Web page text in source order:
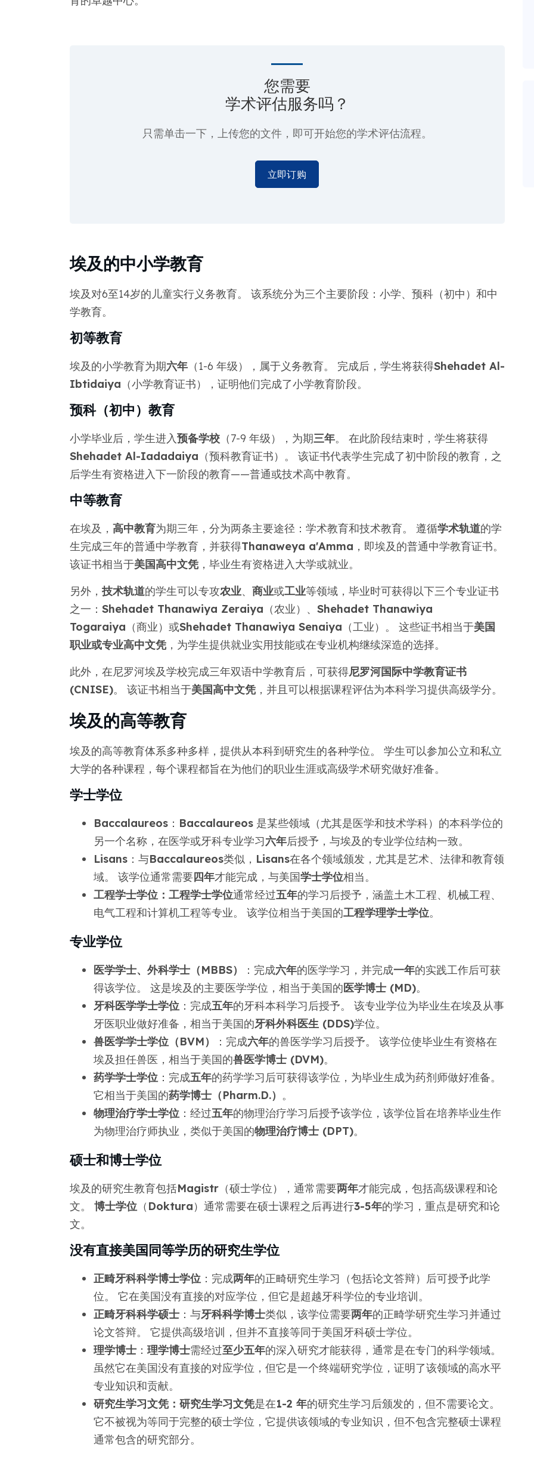
您需要
学术评估服务吗？
只需单击一下，上传您的文件，即可开始您的学术评估流程。
立即订购
埃及的中小学教育
埃及对6至14岁的儿童实行义务教育。 该系统分为三个主要阶段：小学、预科（初中）和中
学教育。
初等教育
埃及的小学教育为期六年（1-6 年级），属于义务教育。 完成后，学生将获得Shehadet Al-
Ibtidaiya （小学教育证书），证明他们完成了小学教育阶段。
预科（初中）教育
小学毕业后，学生进入预备学校（7-9 年级），为期三年。 在此阶段结束时，学生将获得
Shehadet Al-Iadadaiya （预科教育证书）。 该证书代表学生完成了初中阶段的教育，之
后学生有资格进入下一阶段的教育——普通或技术高中教育。
中等教育
在埃及， 高中教育为期三年，分为两条主要途径：学术教育和技术教育。 遵循学术轨道的学
生完成三年的普通中学教育，并获得Thanaweya a'Amma ，即埃及的普通中学教育证书。
该证书相当于美国高中文凭，毕业生有资格进入大学或就业。
另外， 技术轨道的学生可以专攻农业、 商业或工业等领域，毕业时可获得以下三个专业证书
之一： Shehadet Thanawiya Zeraiya （农业）、 Shehadet Thanawiya
Togaraiya （商业）或Shehadet Thanawiya Senaiya （工业）。 这些证书相当于美国
职业或专业高中文凭，为学生提供就业实用技能或在专业机构继续深造的选择。
此外，在尼罗河埃及学校完成三年双语中学教育后，可获得尼罗河国际中学教育证书
(CNISE)。 该证书相当于美国高中文凭，并且可以根据课程评估为本科学习提供高级学分。
埃及的高等教育
埃及的高等教育体系多种多样，提供从本科到研究生的各种学位。 学生可以参加公立和私立
大学的各种课程，每个课程都旨在为他们的职业生涯或高级学术研究做好准备。
学士学位
Baccalaureos： Baccalaureos是某些领域（尤其是医学和技术学科）的本科学位的
另一个名称，在医学或牙科专业学习六年后授予，与埃及的专业学位结构一致。
Lisans：与Baccalaureos类似， Lisans在各个领域颁发，尤其是艺术、法律和教育领
域。 该学位通常需要四年才能完成，与美国学士学位相当。
工程学士学位： 工程学士学位通常经过五年的学习后授予，涵盖土木工程、机械工程、
电气工程和计算机工程等专业。 该学位相当于美国的工程学理学士学位。
专业学位
医学学士、外科学士（MBBS） ：完成六年的医学学习，并完成一年的实践工作后可获
得该学位。 这是埃及的主要医学学位，相当于美国的医学博士 (MD)。
牙科医学学士学位：完成五年的牙科本科学习后授予。 该专业学位为毕业生在埃及从事
牙医职业做好准备，相当于美国的牙科外科医生 (DDS)学位。
兽医学学士学位（BVM）
：完成六年的兽医学学习后授予。 该学位使毕业生有资格在
埃及担任兽医，相当于美国的兽医学博士 (DVM)。
药学学士学位：完成五年的药学学习后可获得该学位，为毕业生成为药剂师做好准备。
它相当于美国的药学博士（Pharm.D.） 。
物理治疗学士学位：经过五年的物理治疗学习后授予该学位，该学位旨在培养毕业生作
为物理治疗师执业，类似于美国的物理治疗博士 (DPT)。
硕士和博士学位
埃及的研究生教育包括Magistr（硕士学位），通常需要两年才能完成，包括高级课程和论
文。 博士学位（ Doktura）通常需要在硕士课程之后再进行3-5年的学习，重点是研究和论
文。
没有直接美国同等学历的研究生学位
正畸牙科科学博士学位：完成两年的正畸研究生学习（包括论文答辩）后可授予此学
位。 它在美国没有直接的对应学位，但它是超越牙科学位的专业培训。
正畸牙科科学硕士：与牙科科学博士类似，该学位需要两年的正畸学研究生学习并通过
论文答辩。 它提供高级培训，但并不直接等同于美国牙科硕士学位。
理学博士： 理学博士需经过至少五年的深入研究才能获得，通常是在专门的科学领域。
虽然它在美国没有直接的对应学位，但它是一个终端研究学位，证明了该领域的高水平
专业知识和贡献。
研究生学习文凭： 研究生学习文凭是在1-2 年的研究生学习后颁发的，但不需要论文。
它不被视为等同于完整的硕士学位，它提供该领域的专业知识，但不包含完整硕士课程
通常包含的研究部分。